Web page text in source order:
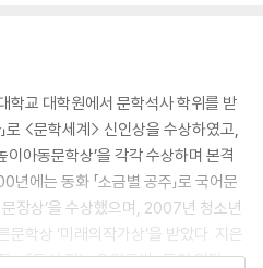
교 대학원에서 문학석사 학위를 받
로 <문학세계> 신인상을 수상하였고,
이아동문학상’을 각각 수상하며 본격
에는 동화 「소금별 공주」로 국어문
장상’을 수상했으며, 2007년 청소년
문학상 ‘미래의작가상’을 받았다. 지은
』, 『동시 짓는 오일구씨』 등이 있다.